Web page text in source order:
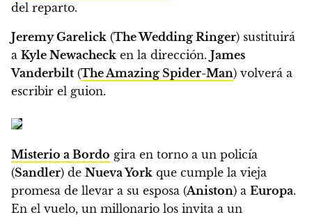
del reparto.
Jeremy Garelick (The Wedding Ringer) sustituirá
a Kyle Newacheck en la dirección. James
Vanderbilt (The Amazing Spider-Man) volverá a
escribir el guion.
Misterio a Bordo gira en torno a un policía
(Sandler) de Nueva York que cumple la vieja
promesa de llevar a su esposa (Aniston) a Europa.
En el vuelo, un millonario los invita a un